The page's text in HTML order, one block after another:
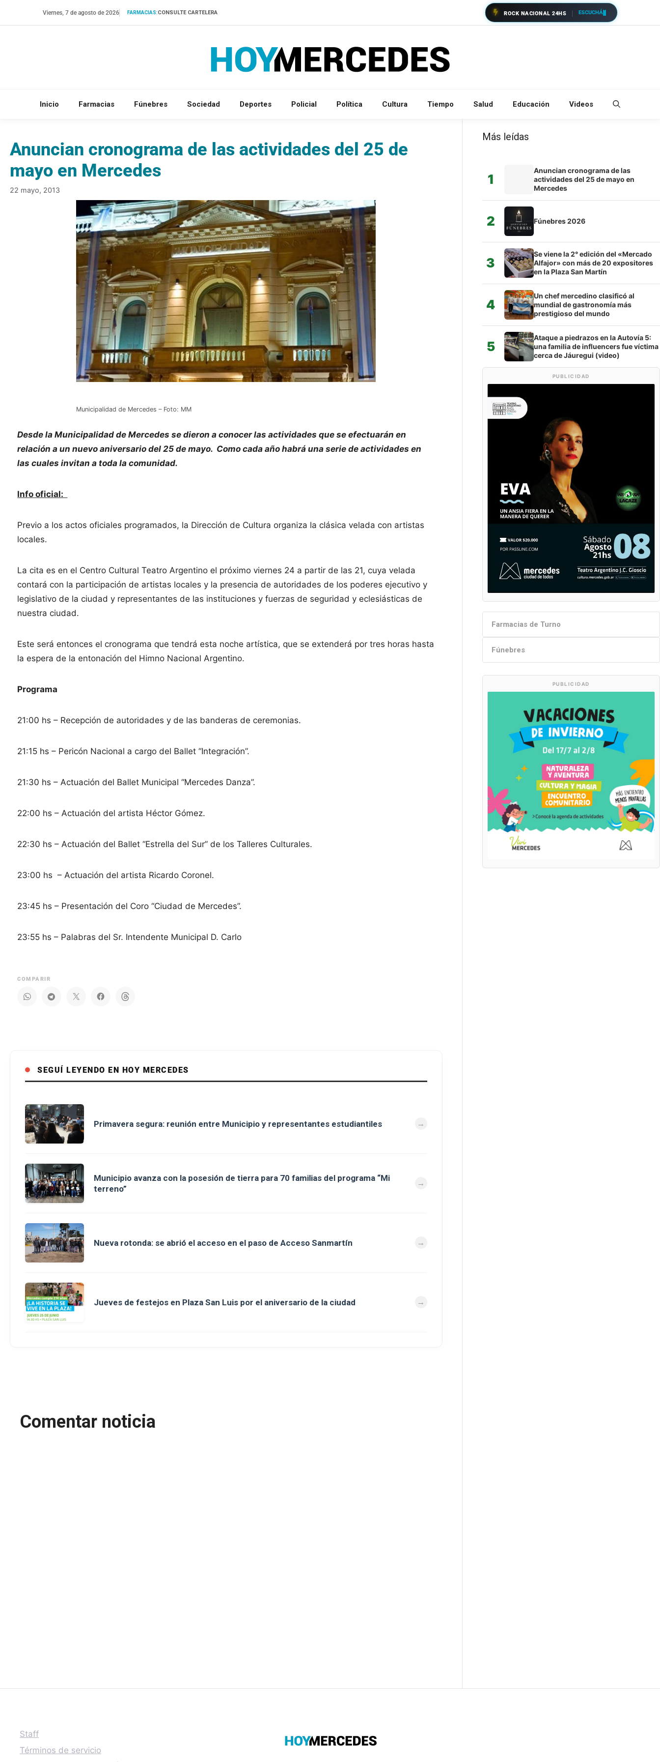
Viernes, 7 de agosto de 2026 FARMACIAS:CONSULTE CARTELERA ROCK NACIONAL 24HS ESCUCHÁ
Inicio Farmacias Fúnebres Sociedad Deportes Policial Política Cultura Tiempo Salud Educación Videos
Anuncian cronograma de las actividades del 25 de
mayo en Mercedes
22 mayo, 2013
Municipalidad de Mercedes – Foto: MM
Desde la Municipalidad de Mercedes se dieron a conocer las actividades que se efectuarán en
relación a un nuevo aniversario del 25 de mayo. Como cada año habrá una serie de actividades en
las cuales invitan a toda la comunidad.
Info oficial:
Previo a los actos oficiales programados, la Dirección de Cultura organiza la clásica velada con artistas
locales.
La cita es en el Centro Cultural Teatro Argentino el próximo viernes 24 a partir de las 21, cuya velada
contará con la participación de artistas locales y la presencia de autoridades de los poderes ejecutivo y
legislativo de la ciudad y representantes de las instituciones y fuerzas de seguridad y eclesiásticas de
nuestra ciudad.
Este será entonces el cronograma que tendrá esta noche artística, que se extenderá por tres horas hasta
la espera de la entonación del Himno Nacional Argentino.
Programa
21:00 hs – Recepción de autoridades y de las banderas de ceremonias.
21:15 hs – Pericón Nacional a cargo del Ballet “Integración”.
21:30 hs – Actuación del Ballet Municipal “Mercedes Danza”.
22:00 hs – Actuación del artista Héctor Gómez.
22:30 hs – Actuación del Ballet “Estrella del Sur” de los Talleres Culturales.
23:00 hs – Actuación del artista Ricardo Coronel.
23:45 hs – Presentación del Coro “Ciudad de Mercedes”.
23:55 hs – Palabras del Sr. Intendente Municipal D. Carlo
COMPARIR
SEGUÍ LEYENDO EN HOY MERCEDES
Primavera segura: reunión entre Municipio y representantes estudiantiles
Municipio avanza con la posesión de tierra para 70 familias del programa “Mi
terreno”
Nueva rotonda: se abrió el acceso en el paso de Acceso Sanmartín
Jueves de festejos en Plaza San Luis por el aniversario de la ciudad
Comentar noticia
Más leídas
1
Anuncian cronograma de las
actividades del 25 de mayo en
Mercedes
2 Fúnebres 2026
3
Se viene la 2° edición del «Mercado
Alfajor» con más de 20 expositores
en la Plaza San Martín
4
Un chef mercedino clasificó al
mundial de gastronomía más
prestigioso del mundo
5
Ataque a piedrazos en la Autovía 5:
una familia de influencers fue víctima
cerca de Jáuregui (video)
PUBLICIDAD
Farmacias de Turno
Fúnebres
PUBLICIDAD
Staff
Términos de servicio